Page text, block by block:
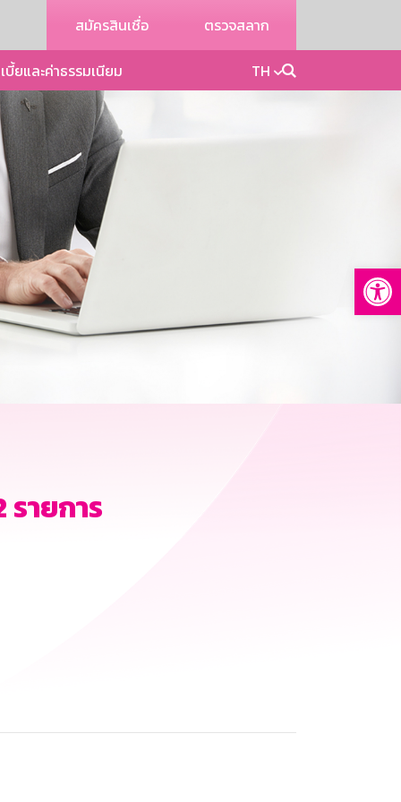
สมัครสินเชื่อ ตรวจสลาก
บี้ยและค่าธรรมเนียม TH
ายการ